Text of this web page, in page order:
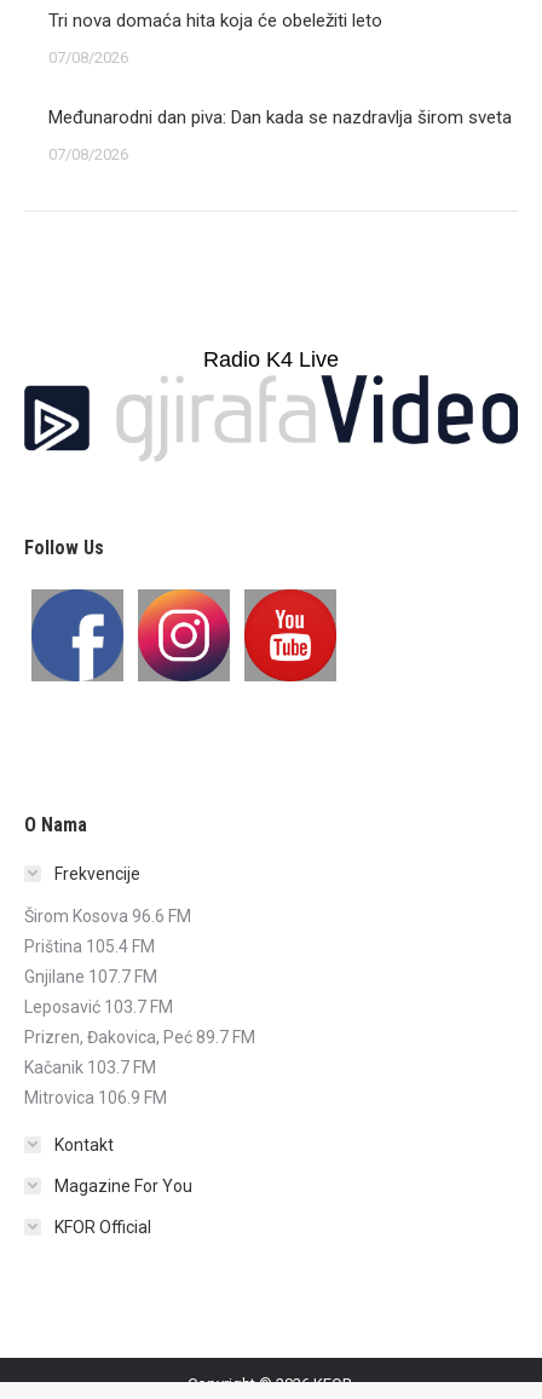
Tri nova domaća hita koja će obeležiti leto
07/08/2026
Međunarodni dan piva: Dan kada se nazdravlja širom sveta
07/08/2026
Radio K4 Live
Follow Us
O Nama
Frekvencije
Širom Kosova 96.6 FM
Priština 105.4 FM
Gnjilane 107.7 FM
Leposavić 103.7 FM
Prizren, Đakovica, Peć 89.7 FM
Kačanik 103.7 FM
Mitrovica 106.9 FM
Kontakt
Magazine For You
KFOR Official
Copyright © 2026 KFOR.